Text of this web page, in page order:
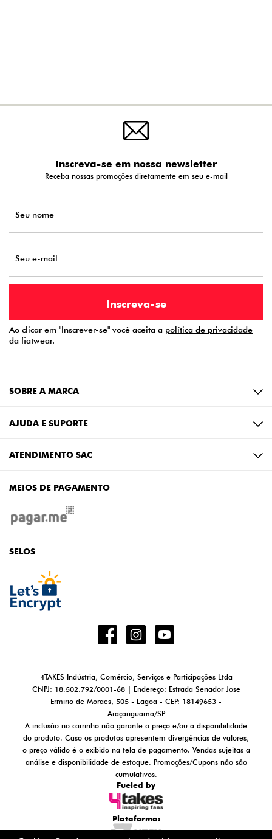
Inscreva-se em nossa newsletter
Receba nossas promoções diretamente em seu e-mail
Ao clicar em "Inscrever-se" você aceita a política de privacidade
da fiatwear.
SOBRE A MARCA
AJUDA E SUPORTE
ATENDIMENTO SAC
MEIOS DE PAGAMENTO
SELOS
4TAKES Indústria, Comércio, Serviços e Participações Ltda
CNPJ: 18.502.792/0001-68 | Endereço: Estrada Senador Jose
Ermirio de Moraes, 505 - Lagoa - CEP: 18149653 -
Araçariguama/SP
A inclusão no carrinho não garante o preço e/ou a disponibilidade
do produto. Caso os produtos apresentem divergências de valores,
o preço válido é o exibido na tela de pagamento. Vendas sujeitas a
análise e disponibilidade de estoque. Promoções/Cupons não são
cumulativos.
Fueled by
Plataforma: